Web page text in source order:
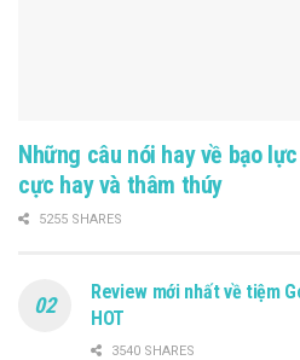
Những câu nói hay về bạo
cực hay và thâm thúy
5255 SHARES
Review mới nhất về tiệm
HOT
3540 SHARES